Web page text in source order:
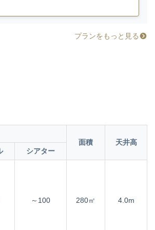
プランをもっと見る
面積
天井高
シアター
～100 280㎡ 4.0m